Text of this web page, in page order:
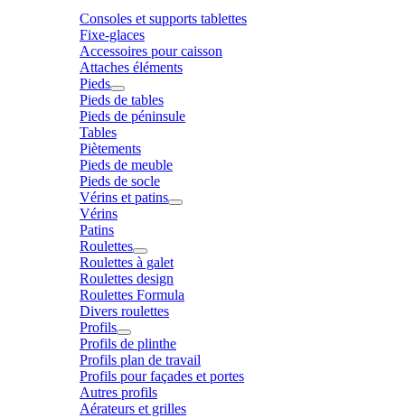
Consoles et supports tablettes
Fixe-glaces
Accessoires pour caisson
Attaches éléments
Pieds
Pieds de tables
Pieds de péninsule
Tables
Piètements
Pieds de meuble
Pieds de socle
Vérins et patins
Vérins
Patins
Roulettes
Roulettes à galet
Roulettes design
Roulettes Formula
Divers roulettes
Profils
Profils de plinthe
Profils plan de travail
Profils pour façades et portes
Autres profils
Aérateurs et grilles